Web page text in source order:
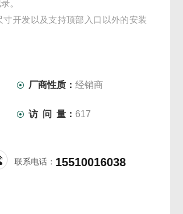
。
开发以及支持顶部入口以外的安装
厂商性质：经销商
访 问 量： 617
联系电话： 15510016038